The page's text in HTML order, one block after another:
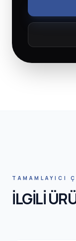
TAMAMLAYICI
İLGİLİ